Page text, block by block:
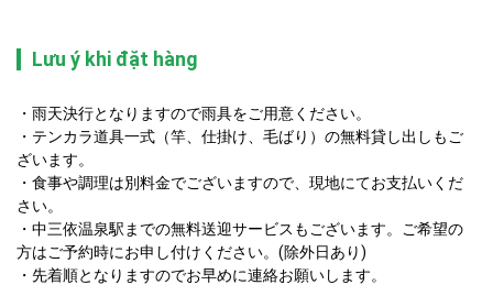
Lưu ý khi đặt hàng
・雨天決行となりますので雨具をご用意ください。
・テンカラ道具一式（竿、仕掛け、毛ばり）の無料貸し出しもご
ざいます。
・食事や調理は別料金でございますので、現地にてお支払いくだ
さい。
・中三依温泉駅までの無料送迎サービスもございます。ご希望の
方はご予約時にお申し付けください。(除外日あり)
・先着順となりますのでお早めに連絡お願いします。